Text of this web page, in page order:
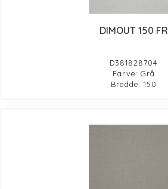
DIMOUT 150 FR
D381828704
Farve: Grå
Bredde: 150